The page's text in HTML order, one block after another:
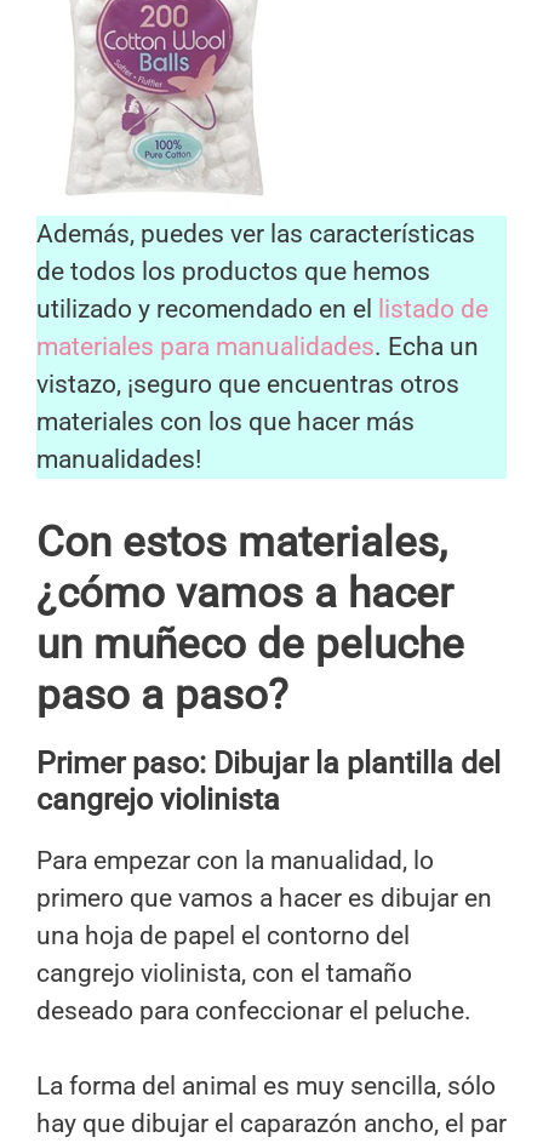
Además, puedes ver las características
de todos los productos que hemos
utilizado y recomendado en el
listado de
materiales para manualidades. Echa un
vistazo, ¡seguro que encuentras otros
materiales con los que hacer más
manualidades!
Con estos materiales,
¿cómo vamos a hacer
un muñeco de peluche
paso a paso?
Primer paso: Dibujar la plantilla del
cangrejo violinista
Para empezar con la manualidad, lo
primero que vamos a hacer es dibujar en
una hoja de papel el contorno del
cangrejo violinista, con el tamaño
deseado para confeccionar el peluche.
La forma del animal es muy sencilla, sólo
hay que dibujar el caparazón ancho, el par